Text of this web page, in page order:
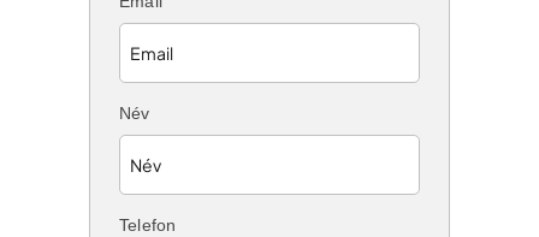
Név
Telefon